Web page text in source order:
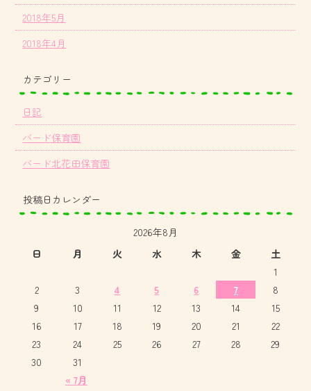
2018年5月
2018年4月
カテゴリー
日記
バード保育園
バード北花田保育園
投稿日カレンダー
2026年8月
日
月 火 水 木 金 土
« 7月
1
2
3 4 5 6 7
8
9
10 11 12 13 14
15
16
17 18 19 20 21
22
23
24 25 26 27 28
29
30
31